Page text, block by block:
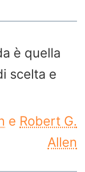
è quella
scelta e
e Robert G.
Allen